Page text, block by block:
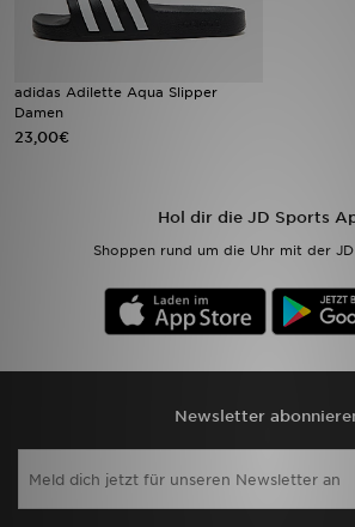
adidas Adilette Aqua Slipper
Damen
23,00€
Hol dir die JD Sports
Shoppen rund um die Uhr mit der
Newsletter
Bestsellers
JD Exklusives
Lade Die APP
Geschenkkarte
Filialfinder
Meine Nachrichten